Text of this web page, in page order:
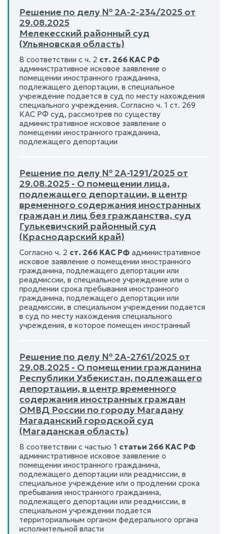
Решение по делу № 2А-2-234/2025 от
29.08.2025
Мелекесский районный суд
(Ульяновская область)
В соответствии с ч. 2 ст. 266 КАС РФ
административное исковое заявление о
помещении иностранного гражданина,
подлежащего депортации, в специальное
учреждение подается в суд по месту нахождения
специального учреждения. Согласно ч. 1 ст. 269
КАС РФ суд, рассмотрев по существу
административное исковое заявление о
помещении иностранного гражданина,
подлежащего депортации
Решение по делу № 2А-1291/2025 от
29.08.2025 - О помещении лица,
подлежащего депортации, в центр
временного содержания иностранных
граждан и лиц без гражданства, суд
Гулькевичский районный суд
(Краснодарский край)
Согласно ч. 2 ст. 266 КАС РФ административное
исковое заявление о помещении иностранного
гражданина, подлежащего депортации или
реадмиссии, в специальное учреждение или о
продлении срока пребывания иностранного
гражданина, подлежащего депортации или
реадмиссии, в специальном учреждении подается
в суд по месту нахождения специального
учреждения, в которое помещен иностранный
Решение по делу № 2А-2761/2025 от
29.08.2025 - О помещении гражданина
Республики Узбекистан, подлежащего
депортации, в центр временного
содержания иностранных граждан
ОМВД России по городу Магадану
Магаданский городской суд
(Магаданская область)
В соответствии с частью 1 статьи 266 КАС РФ
административное исковое заявление о
помещении иностранного гражданина,
подлежащего депортации или реадмиссии, в
специальное учреждение или о продлении срока
пребывания иностранного гражданина,
подлежащего депортации или реадмиссии, в
специальном учреждении подается
территориальным органом федерального органа
исполнительной власти